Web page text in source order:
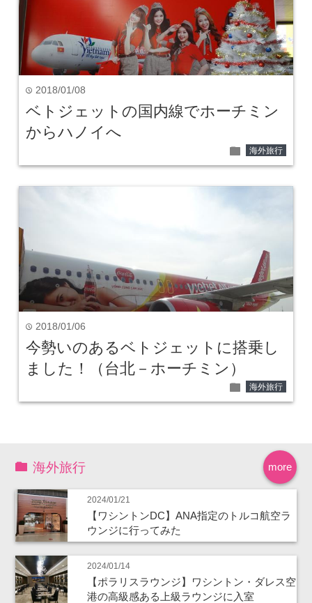
time 2018/01/08
ベトジェットの国内線でホーチミン
からハノイへ
folder 海外旅行
time 2018/01/06
今勢いのあるベトジェットに搭乗し
ました！（台北－ホーチミン）
folder 海外旅行
more
海外旅行
2024/01/21
【ワシントンDC】ANA指定のトルコ航空ラ
ウンジに行ってみた
2024/01/14
【ポラリスラウンジ】ワシントン・ダレス空
港の高級感ある上級ラウンジに入室